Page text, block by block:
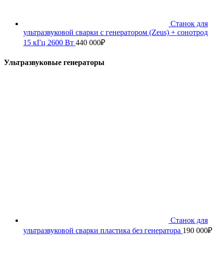
Станок для
ультразвуковой сварки с генератором (Zeus) + сонотрод
15 кГц 2600 Вт 440 000₽
Ультразвуковые генераторы
Станок для
ультразвуковой сварки пластика без генератора 190 000₽